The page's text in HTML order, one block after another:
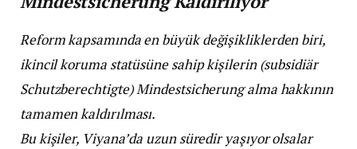
Reform kapsamında en büyük değişikliklerden biri,
ikincil koruma statüsüne sahip kişilerin (subsidiär
Schutzberechtigte) Mindestsicherung alma hakkının
tamamen kaldırılması.
Bu kişiler, Viyana’da uzun süredir yaşıyor olsalar